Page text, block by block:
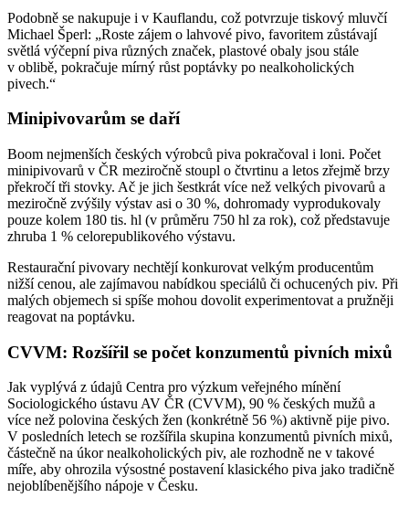
Podobně se nakupuje i v Kauflandu, což potvrzuje tiskový mluvčí
Michael Šperl: „Roste zájem o lahvové pivo, favoritem zůstávají
světlá výčepní piva různých značek, plastové obaly jsou stále
v oblibě, pokračuje mírný růst poptávky po nealkoholických
pivech.“
Minipivovarům se daří
Boom nejmenších českých výrobců piva pokračoval i loni. Počet
minipivovarů v ČR meziročně stoupl o čtvrtinu a letos zřejmě brzy
překročí tři stovky. Ač je jich šestkrát více než velkých pivovarů a
meziročně zvýšily výstav asi o 30 %, dohromady vyprodukovaly
pouze kolem 180 tis. hl (v průměru 750 hl za rok), což představuje
zhruba 1 % celorepublikového výstavu.
Restaurační pivovary nechtějí konkurovat velkým producentům
nižší cenou, ale zajímavou nabídkou speciálů či ochucených piv. Při
malých objemech si spíše mohou dovolit experimentovat a pružněji
reagovat na poptávku.
CVVM: Rozšířil se počet konzumentů pivních mixů
Jak vyplývá z údajů Centra pro výzkum veřejného mínění
Sociologického ústavu AV ČR (CVVM), 90 % českých mužů a
více než polovina českých žen (konkrétně 56 %) aktivně pije pivo.
V posledních letech se rozšířila skupina konzumentů pivních mixů,
částečně na úkor nealkoholických piv, ale rozhodně ne v takové
míře, aby ohrozila výsostné postavení klasického piva jako tradičně
nejoblíbenějšího nápoje v Česku.